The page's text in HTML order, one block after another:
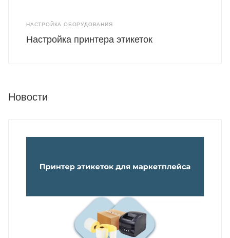
НАСТРОЙКА ОБОРУДОВАНИЯ
Настройка принтера этикеток
Новости